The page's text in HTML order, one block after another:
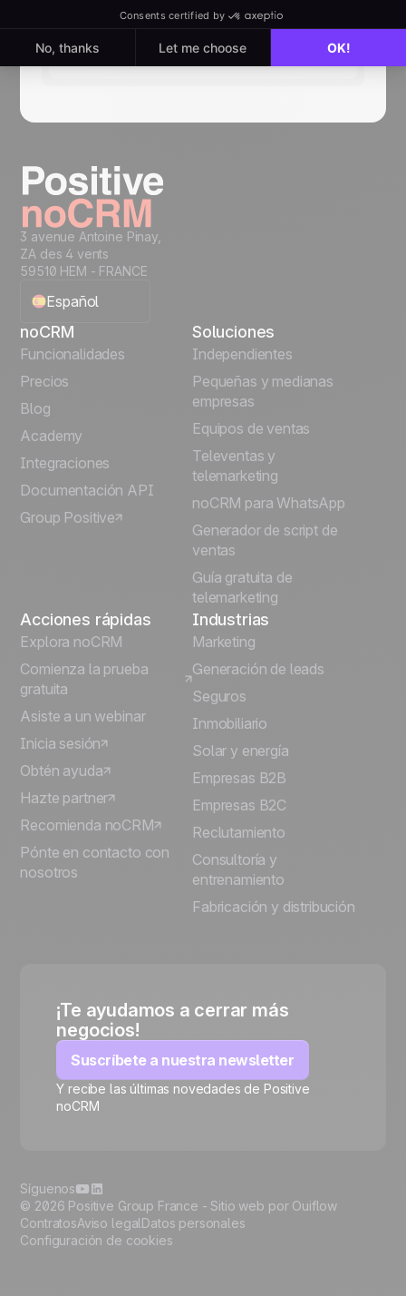
Next read Activity Based Selling
3 avenue Antoine Pinay,
ZA des 4 vents
59510 HEM - FRANCE
Español
English
Português
Italiano
Deutsch
noCRM
Funcionalidades
Precios
Blog
Academy
Integraciones
Documentación API
Group Positive
Soluciones
Independientes
Pequeñas y medianas
empresas
Equipos de ventas
Televentas y
telemarketing
noCRM para WhatsApp
Generador de script de
ventas
Guía gratuita de
telemarketing
Acciones rápidas
Explora noCRM
Comienza la prueba
gratuita
Asiste a un webinar
Inicia sesión
Obtén ayuda
Hazte partner
Recomienda noCRM
Pónte en contacto con
nosotros
Industrias
Marketing
Generación de leads
Seguros
Inmobiliario
Solar y energía
Empresas B2B
Empresas B2C
Reclutamiento
Consultoría y
entrenamiento
Fabricación y distribución
¡Te ayudamos a cerrar más
negocios!
Suscríbete a nuestra newsletter
Y recibe las últimas novedades de Positive
noCRM
© 2026 Positive Group France - Sitio web por Ouiflow
ContratosAviso legalDatos personales
Configuración de cookies
Síguenos